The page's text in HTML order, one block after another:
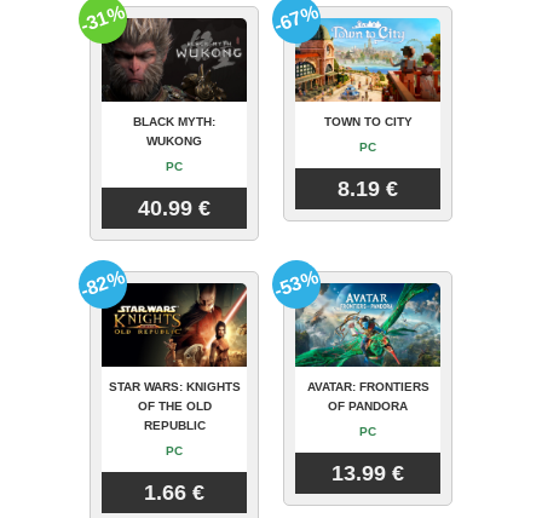
BLACK MYTH:
WUKONG
PC
40.99 €
-31%
TOWN TO CITY
PC
8.19 €
-67%
STAR WARS: KNIGHTS
OF THE OLD
REPUBLIC
PC
1.66 €
-82%
AVATAR: FRONTIERS
OF PANDORA
PC
13.99 €
-53%